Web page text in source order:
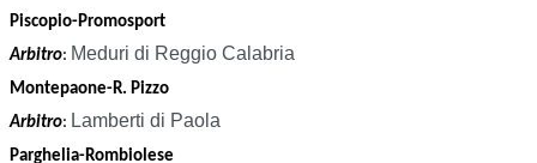
Piscopio-Promosport
Arbitro: Meduri di Reggio Calabria
Montepaone-R. Pizzo
Arbitro: Lamberti di Paola
Parghelia-Rombiolese